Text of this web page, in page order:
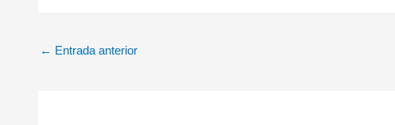
← Entrada anterior